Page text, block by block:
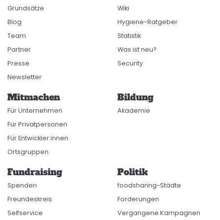
Grundsätze
Blog
Team
Partner
Presse
Newsletter
Wiki
Hygiene-Ratgeber
Statistik
Was ist neu?
Security
Mitmachen
Für Unternehmen
Für Privatpersonen
Für Entwickler:innen
Ortsgruppen
Bildung
Akademie
Fundraising
Spenden
Freundeskreis
Selfservice
Politik
foodsharing-Städte
Forderungen
Vergangene Kampagnen